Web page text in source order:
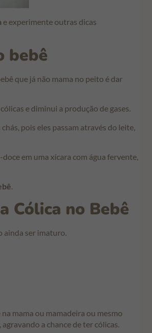
e experimente outras dicas
bebê
que já não mama no peito é dar
e diminui a produção de gases.
pois eles passam através do leite,
em uma xícara com água fervente,
.
Cólica no Bebê
ainda ser imaturo.
mama ou mamadeira ou mesmo
a chance de ter cólicas.